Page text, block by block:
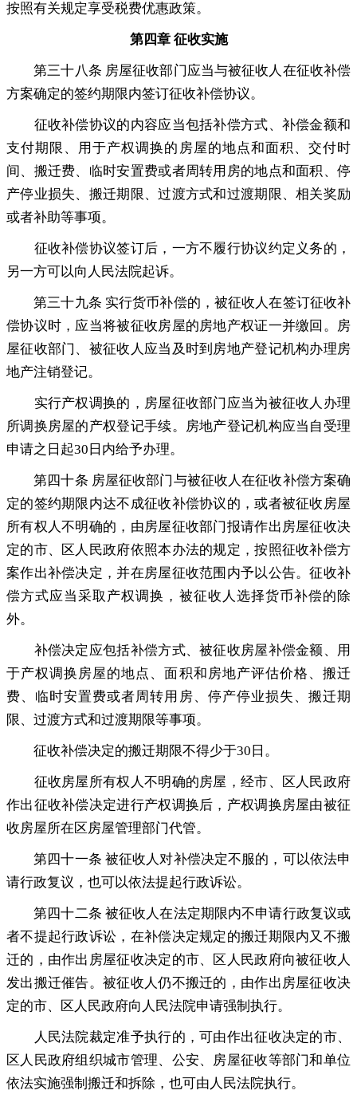
按照有关规定享受税费优惠政策。
第四章 征收实施
第三十八条 房屋征收部门应当与被征收人在征收补偿
方案确定的签约期限内签订征收补偿协议。
征收补偿协议的内容应当包括补偿方式、补偿金额和
支付期限、用于产权调换的房屋的地点和面积、交付时
间、搬迁费、临时安置费或者周转用房的地点和面积、停
产停业损失、搬迁期限、过渡方式和过渡期限、相关奖励
或者补助等事项。
征收补偿协议签订后 ， 一方不履行协议约定义务的，
另一方可以向人民法院起诉。
第三十九条 实行货币补偿的 ， 被征收人在签订征收补
偿协议时，应当将被征收房屋的房地产权证一并缴回 。
房
屋征收部门、被征收人应当及时到房地产登记机构办理房
地产注销登记。
实行产权调换的 ， 房屋征收部门应当为被征收人办理
所调换房屋的产权登记手续。房地产登记机构应当自受理
申请之日起30日内给予办理。
第四十条 房屋征收部门与被征收人在征收补偿方案确
定的签约期限内达不成征收补偿协议的 ，或者被征收房屋
所有权人不明确的，由房屋征收部门报请作出房屋征收决
定的市、区人民政府依照本办法的规定 ，按照征收补偿方
案作出补偿决定，并在房屋征收范围内予以公告。征收补
偿方式应当采取产权调换，被征收人选择货币补偿的除
外。
补偿决定应包括补偿方式、被征收房屋补偿金额、用
于产权调换房屋的地点、面积和房地产评估价格、搬迁
费、临时安置费或者周转用房、停产停业损失、搬迁期
限、过渡方式和过渡期限等事项。
征收补偿决定的搬迁期限不得少于30日 。
征收房屋所有权人不明确的房屋 ， 经市、区人民政府
作出征收补偿决定进行产权调换后，产权调换房屋由被征
收房屋所在区房屋管理部门代管。
第四十一条 被征收人对补偿决定不服的 ， 可以依法申
请行政复议，也可以依法提起行政诉讼。
第四十二条 被征收人在法定期限内不申请行政复议或
者不提起行政诉讼 ， 在补偿决定规定的搬迁期限内又不搬
迁的，由作出房屋征收决定的市、区人民政府向被征收人
发出搬迁催告。被征收人仍不搬迁的，由作出房屋征收决
定的市、区人民政府向人民法院申请强制执行。
人民法院裁定准予执行的 ，可由作出征收决定的市、
区人民政府组织城市管理、公安、房屋征收等部门和单位
依法实施强制搬迁和拆除，也可由人民法院执行。